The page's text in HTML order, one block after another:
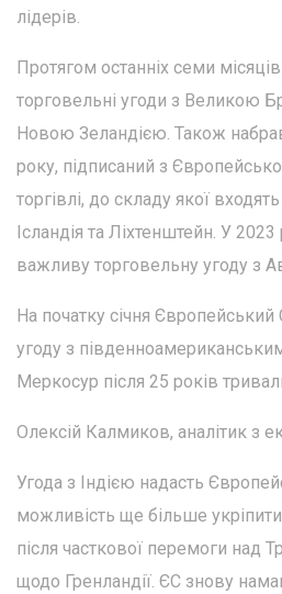
лідерів.
Протягом останніх семи місяців
торговельні угоди з Великою
Новою Зеландією. Також
року, підписаний з
торгівлі, до складу якої
Ісландія та Ліхтенштейн. У 2023
важливу торговельну угоду з
На початку січня
угоду з
Меркосур після 25 років
Олексій Калмиков, аналітик з
Угода з Індією надасть
можливість ще більше
після часткової перемоги над
щодо Гренландії. ЄС знову